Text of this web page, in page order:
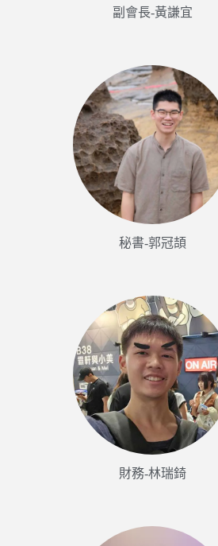
副會長-黃謙宜
秘書-郭冠頡
財務-林瑞錡